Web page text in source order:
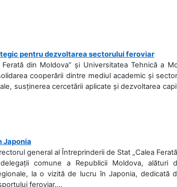
pentru dezvoltarea sectorului feroviar
din Moldova” și Universitatea Tehnică a
cooperării dintre mediul academic și
susținerea cercetării aplicate și dezvoltarea
Japonia
general al Întreprinderii de Stat „Calea
comune a Republicii Moldova, alături
la o vizită de lucru în Japonia, dedicată
feroviar....